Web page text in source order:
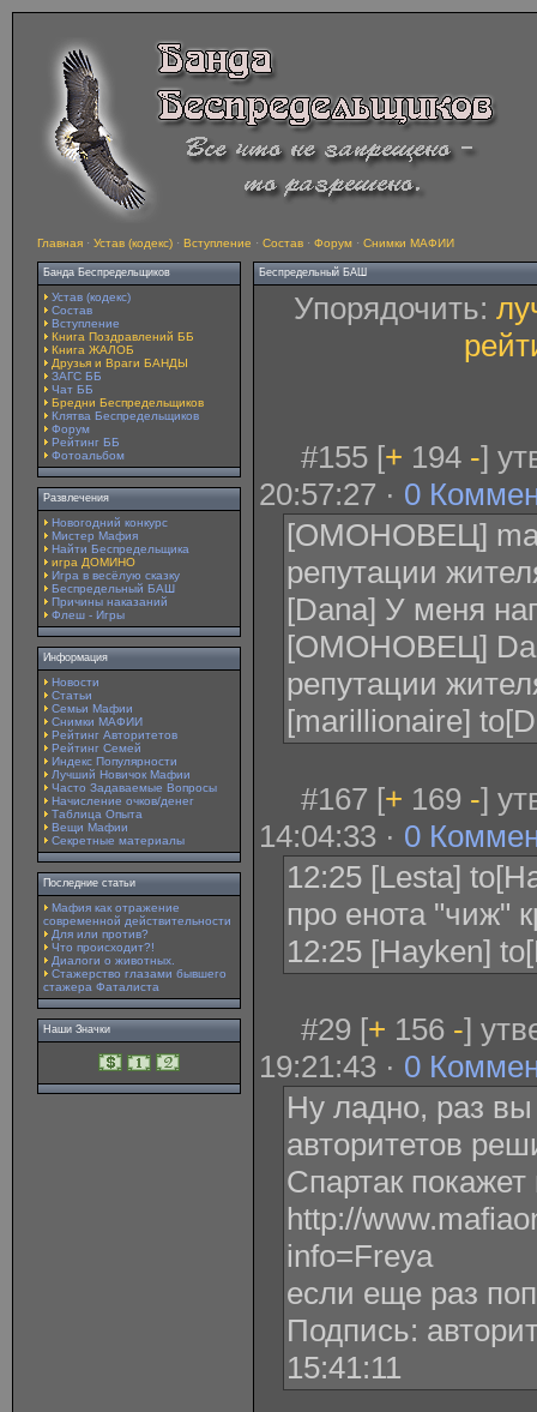
Главная · Устав (кодекс) · Вступление · Состав · Форум · Снимки МАФИИ
Банда Беспредельщиков
Устав (кодекс)
Состав
Вступление
Книга Поздравлений ББ
Книга ЖАЛОБ
Друзья и Враги БАНДЫ
ЗАГС ББ
Чат ББ
Бредни Беспредельщиков
Клятва Беспредельщиков
Форум
Рейтинг ББ
Фотоальбом
Развлечения
Новогодний конкурс
Мистер Мафия
Найти Беспредельщика
игра ДОМИНО
Игра в весёлую сказку
Беспредельный БАШ
Причины наказаний
Флеш - Игры
Информация
Новости
Статьи
Семьи Мафии
Снимки МАФИИ
Рейтинг Авторитетов
Рейтинг Семей
Индекс Популярности
Лучший Новичок Мафии
Часто Задаваемые Вопросы
Начисление очков/денег
Таблица Опыта
Вещи Мафии
Секретные материалы
Последние статьи
Мафия как отражение
современной действительности
Для или против?
Что происходит?!
Диалоги о животных.
Стажерство глазами бывшего
стажера Фаталиста
Наши Значки
Беспредельный БАШ
Упорядочить:
#155 [+ 194 -]
20:57:27 · 0
[ОМОНОВЕЦ]
репутации
[Dana] У меня
[ОМОНОВЕЦ]
репутации
[marillionaire]
#167 [+ 169 -]
14:04:33 · 0
12:25 [Lesta]
про енота "чиж"
12:25 [Hayken]
#29 [+ 156 -]
19:21:43 · 0
Ну ладно, раз
авторитетов
Спартак
http://
info=Freya
если еще раз
Подпись:
15:41:11